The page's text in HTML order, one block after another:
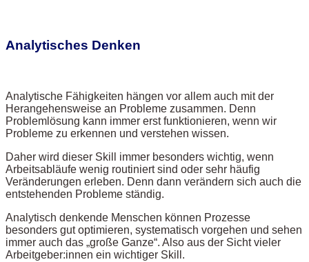
Analytisches Denken
Analytische Fähigkeiten hängen vor allem auch mit der
Herangehensweise an Probleme zusammen. Denn
Problemlösung kann immer erst funktionieren, wenn wir
Probleme zu erkennen und verstehen wissen.
Daher wird dieser Skill immer besonders wichtig, wenn
Arbeitsabläufe wenig routiniert sind oder sehr häufig
Veränderungen erleben. Denn dann verändern sich auch die
entstehenden Probleme ständig.
Analytisch denkende Menschen können Prozesse
besonders gut optimieren, systematisch vorgehen und sehen
immer auch das „große Ganze“. Also aus der Sicht vieler
Arbeitgeber:innen ein wichtiger Skill.